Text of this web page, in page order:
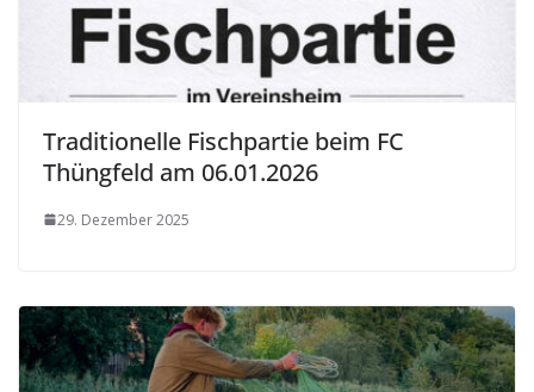
Traditionelle Fischpartie beim FC
Thüngfeld am 06.01.2026
29. Dezember 2025